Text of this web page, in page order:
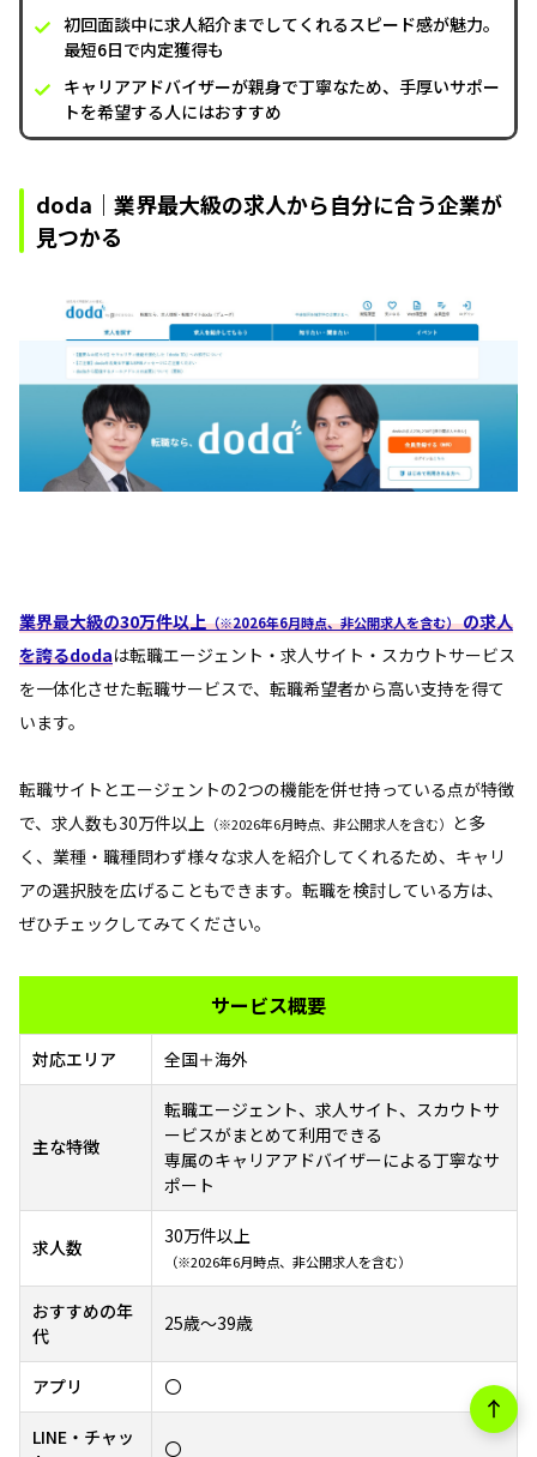
初回面談中に求人紹介までしてくれるスピード感が魅力。
最短6日で内定獲得も
キャリアアドバイザーが親身で丁寧なため、手厚いサポー
トを希望する人にはおすすめ
doda｜業界最大級の求人から自分に合う企業が
見つかる
業界最大級の30万件以上（※2026年6月時点、非公開求人を含む）の求人
を誇るdodaは転職エージェント・求人サイト・スカウトサービス
を一体化させた転職サービスで、転職希望者から高い支持を得て
います。
転職サイトとエージェントの2つの機能を併せ持っている点が特徴
で、求人数も30万件以上 （※2026年6月時点、非公開求人を含む） と多
く、業種・職種問わず様々な求人を紹介してくれるため、キャリ
アの選択肢を広げることもできます。転職を検討している方は、
ぜひチェックしてみてください。
サービス概要
対応エリア 全国＋海外
主な特徴
転職エージェント、求人サイト、スカウトサ
ービスがまとめて利用できる
専属のキャリアアドバイザーによる丁寧なサ
ポート
求人数 30万件以上
（※2026年6月時点、非公開求人を含む）
おすすめの年
代
25歳～39歳
アプリ 〇
LINE・チャッ
〇